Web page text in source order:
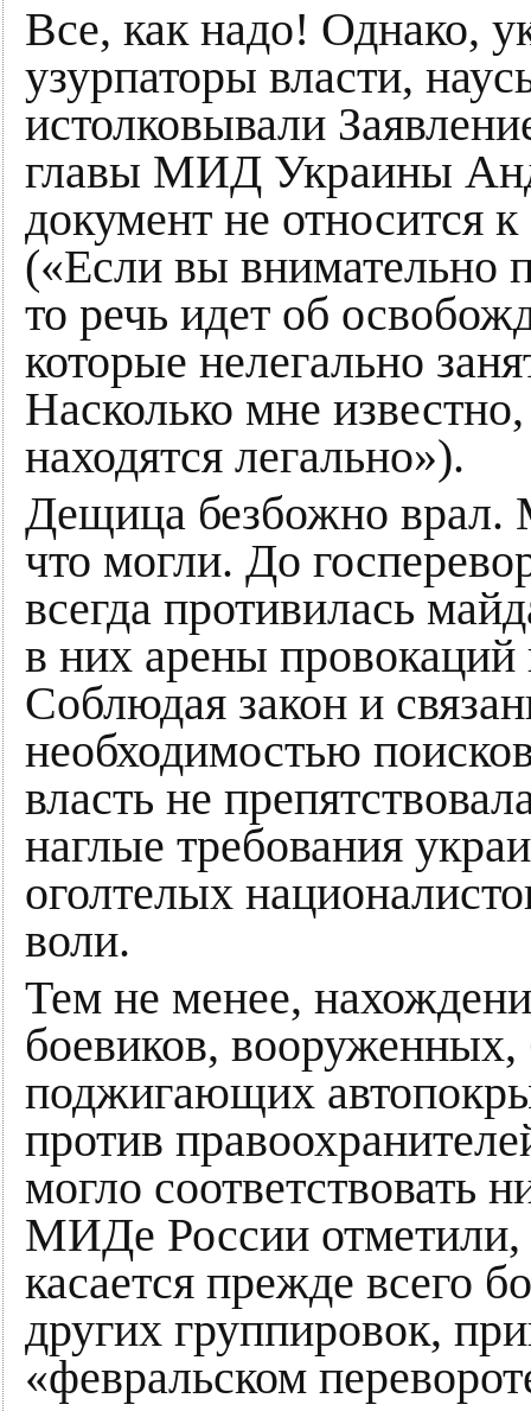
Все, как надо! Однако,
узурпаторы власти,
истолковывали
главы МИД Украины
документ не относится
(«Если вы внимательно
то речь идет об
которые нелегально
Насколько мне
находятся легально»).
Дещица безбожно врал.
что могли. До
всегда противилась
в них арены провокаций
Соблюдая закон и
необходимостью
власть не
наглые требования
оголтелых
воли.
Тем не менее,
боевиков,
поджигающих
против
могло
МИДе России отметили,
касается прежде всего
других группировок,
«февральском